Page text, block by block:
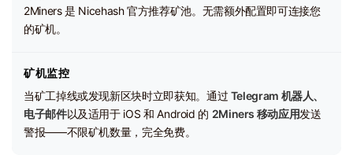
2Miners 是 Nicehash 官方推荐矿池。无需额外配置即可连接您
的矿机。
矿机监控
当矿工掉线或发现新区块时立即获知。通过 Telegram 机器人、
电子邮件以及适用于 iOS 和 Android 的 2Miners 移动应用发送
警报——不限矿机数量，完全免费。